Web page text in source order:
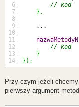
// kod
} ,
    ...
nazwaMetodyN
// kod
}
} ) ;
Przy czym jeżeli
pierwszy argument